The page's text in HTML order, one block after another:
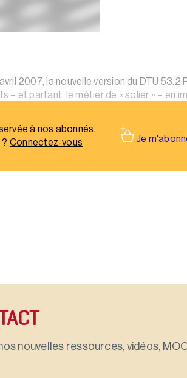
2007, la nouvelle version du DTU
– et partant, le métier de « solier » – en
à nos abonnés.
? Connectez-vous Je
nouvelles ressources, vidéos,